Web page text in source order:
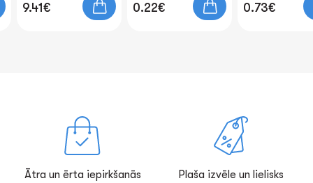
9.41€ 0.22€ 0.73€
Ātra un ērta iepirkšanās
Plaša izvēle un lielisks